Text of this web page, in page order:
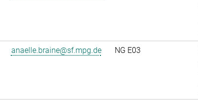
anaelle.braine@sf.mpg.de NG E03